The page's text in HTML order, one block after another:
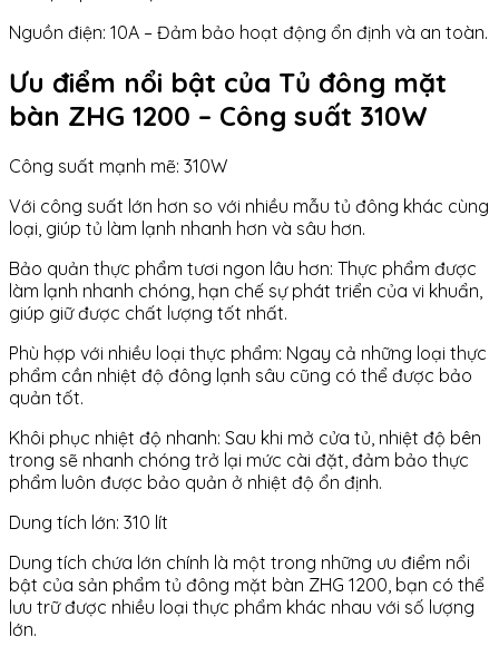
Nguồn điện: 10A – Đảm bảo hoạt động ổn định và an toàn.
Ưu điểm nổi bật của Tủ đông mặt
bàn ZHG 1200 – Công suất 310W
Công suất mạnh mẽ: 310W
Với công suất lớn hơn so với nhiều mẫu tủ đông khác cùng
loại, giúp tủ làm lạnh nhanh hơn và sâu hơn.
Bảo quản thực phẩm tươi ngon lâu hơn: Thực phẩm được
làm lạnh nhanh chóng, hạn chế sự phát triển của vi khuẩn,
giúp giữ được chất lượng tốt nhất.
Phù hợp với nhiều loại thực phẩm: Ngay cả những loại thực
phẩm cần nhiệt độ đông lạnh sâu cũng có thể được bảo
quản tốt.
Khôi phục nhiệt độ nhanh: Sau khi mở cửa tủ, nhiệt độ bên
trong sẽ nhanh chóng trở lại mức cài đặt, đảm bảo thực
phẩm luôn được bảo quản ở nhiệt độ ổn định.
Dung tích lớn: 310 lít
Dung tích chứa lớn chính là một trong những ưu điểm nổi
bật của sản phẩm tủ đông mặt bàn ZHG 1200, bạn có thể
lưu trữ được nhiều loại thực phẩm khác nhau với số lượng
lớn.